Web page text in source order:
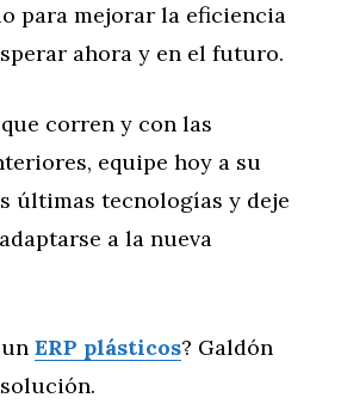
para mejorar la eficiencia
ahora y en el futuro.
corren y con las
equipe hoy a su
últimas tecnologías y deje
a la nueva
ERP plásticos? Galdón